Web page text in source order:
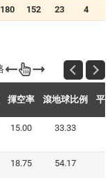
180 152 23 4
揮空率 滾地球比例 平
15.00 33.33
18.75 54.17